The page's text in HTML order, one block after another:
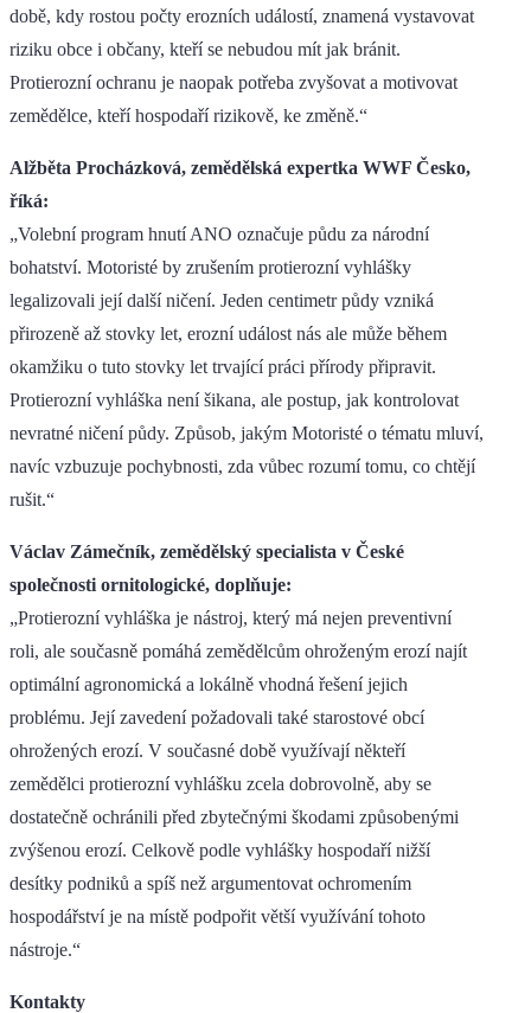
době, kdy rostou počty erozních událostí, znamená vystavovat
riziku obce i občany, kteří se nebudou mít jak bránit.
Protierozní ochranu je naopak potřeba zvyšovat a motivovat
zemědělce, kteří hospodaří rizikově, ke změně.“
Alžběta Procházková, zemědělská expertka WWF Česko,
říká:
„Volební program hnutí ANO označuje půdu za národní
bohatství. Motoristé by zrušením protierozní vyhlášky
legalizovali její další ničení. Jeden centimetr půdy vzniká
přirozeně až stovky let, erozní událost nás ale může během
okamžiku o tuto stovky let trvající práci přírody připravit.
Protierozní vyhláška není šikana, ale postup, jak kontrolovat
nevratné ničení půdy. Způsob, jakým Motoristé o tématu mluví,
navíc vzbuzuje pochybnosti, zda vůbec rozumí tomu, co chtějí
rušit.“
Václav Zámečník, zemědělský specialista v České
společnosti ornitologické, doplňuje:
„Protierozní vyhláška je nástroj, který má nejen preventivní
roli, ale současně pomáhá zemědělcům ohroženým erozí najít
optimální agronomická a lokálně vhodná řešení jejich
problému. Její zavedení požadovali také starostové obcí
ohrožených erozí. V současné době využívají někteří
zemědělci protierozní vyhlášku zcela dobrovolně, aby se
dostatečně ochránili před zbytečnými škodami způsobenými
zvýšenou erozí. Celkově podle vyhlášky hospodaří nižší
desítky podniků a spíš než argumentovat ochromením
hospodářství je na místě podpořit větší využívání tohoto
nástroje.“
Kontakty